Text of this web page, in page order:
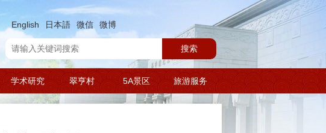
English 日本語 微信 微博
搜索
学术研究 翠亨村 5A景区 旅游服务